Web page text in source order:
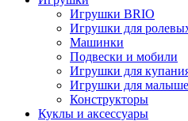
Игрушки BRIO
Игрушки для
Машинки
Подвески и мобили
Игрушки для
Игрушки для
Конструкторы
Куклы и аксессуары